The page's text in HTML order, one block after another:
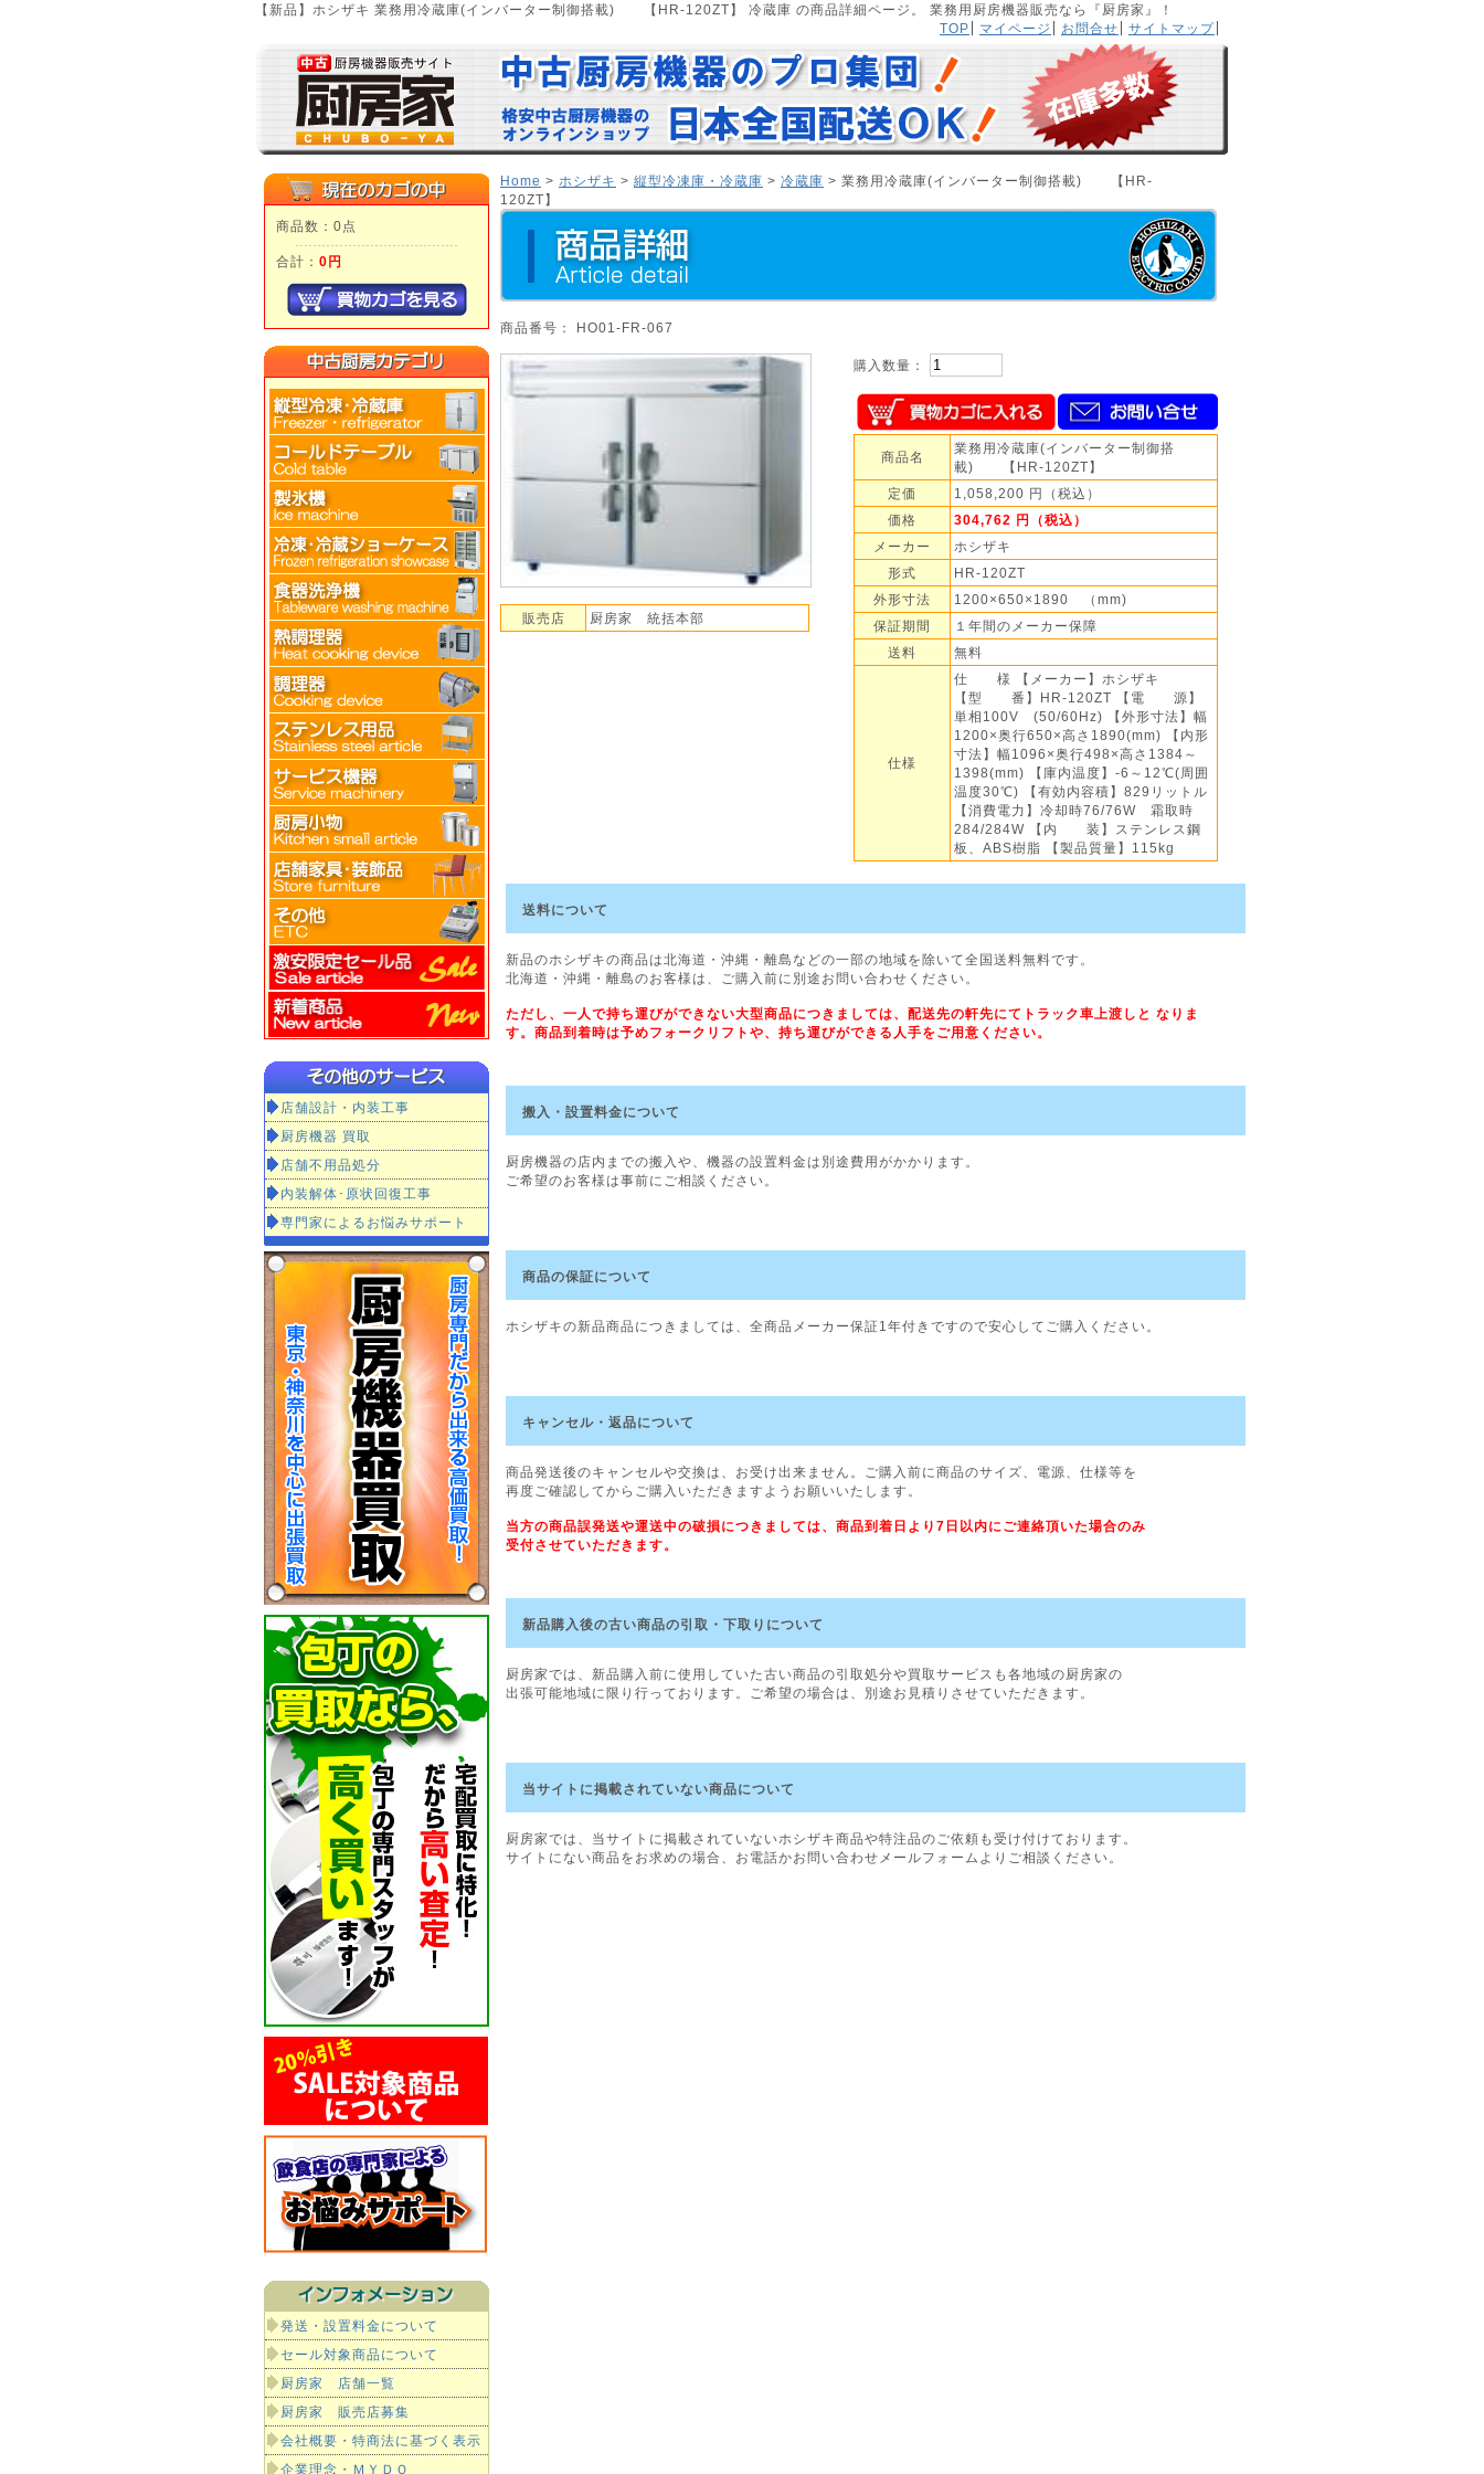
【新品】ホシザキ 業務用冷蔵庫(インバーター制御搭載) 【HR-120ZT】 冷蔵庫 の商品詳細ページ。 業務用厨房機器販売なら『厨房家』！
TOP
マイページ お問合せ サイトマップ
商品数：0点
合計： 0円
店舗設計・内装工事
厨房機器 買取
店舗不用品処分
内装解体･原状回復工事
専門家によるお悩みサポート
発送・設置料金について
セール対象商品について
厨房家 店舗一覧
厨房家 販売店募集
会社概要・特商法に基づく表示
企業理念・ＭＹＤＯ
Home > ホシザキ > 縦型冷凍庫・冷蔵庫 > 冷蔵庫 > 業務用冷蔵庫(インバーター制御搭載) 【HR-
120ZT】
商品番号： HO01-FR-067
販売店 厨房家 統括本部
購入数量：
商品名
業務用冷蔵庫(インバーター制御搭
載) 【HR-120ZT】
定価
1,058,200 円（税込）
価格
304,762 円（税込）
メーカー
ホシザキ
形式
HR-120ZT
外形寸法
1200×650×1890 （mm)
保証期間
１年間のメーカー保障
送料
無料
仕様
仕 様 【メーカー】ホシザキ
【型 番】HR-120ZT 【電 源】
単相100V (50/60Hz) 【外形寸法】幅
1200×奥行650×高さ1890(mm) 【内形
寸法】幅1096×奥行498×高さ1384～
1398(mm) 【庫内温度】-6～12℃(周囲
温度30℃) 【有効内容積】829リットル
【消費電力】冷却時76/76W 霜取時
284/284W 【内 装】ステンレス鋼
板、ABS樹脂 【製品質量】115kg
送料について
新品のホシザキの商品は北海道・沖縄・離島などの一部の地域を除いて全国送料無料です。
北海道・沖縄・離島のお客様は、ご購入前に別途お問い合わせください。
ただし、一人で持ち運びができない大型商品につきましては、配送先の軒先にてトラック車上渡しと なりま
す。商品到着時は予めフォークリフトや、持ち運びができる人手をご用意ください。
搬入・設置料金について
厨房機器の店内までの搬入や、機器の設置料金は別途費用がかかります。
ご希望のお客様は事前にご相談ください。
商品の保証について
ホシザキの新品商品につきましては、全商品メーカー保証1年付きですので安心してご購入ください。
キャンセル・返品について
商品発送後のキャンセルや交換は、お受け出来ません。ご購入前に商品のサイズ、電源、仕様等を
再度ご確認してからご購入いただきますようお願いいたします。
当方の商品誤発送や運送中の破損につきましては、商品到着日より7日以内にご連絡頂いた場合のみ
受付させていただきます。
新品購入後の古い商品の引取・下取りについて
厨房家では、新品購入前に使用していた古い商品の引取処分や買取サービスも各地域の厨房家の
出張可能地域に限り行っております。ご希望の場合は、別途お見積りさせていただきます。
当サイトに掲載されていない商品について
厨房家では、当サイトに掲載されていないホシザキ商品や特注品のご依頼も受け付けております。
サイトにない商品をお求めの場合、お電話かお問い合わせメールフォームよりご相談ください。